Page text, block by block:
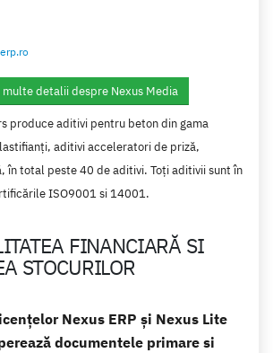
multe detalii despre Nexus Media
produce aditivi pentru beton din gama
aditivi acceleratori de priză,
în total peste 40 de aditivi. Toți aditivii sunt în
ISO9001 si 14001.
FINANCIARĂ SI
STOCURILOR
Nexus ERP și Nexus Lite
documentele primare si